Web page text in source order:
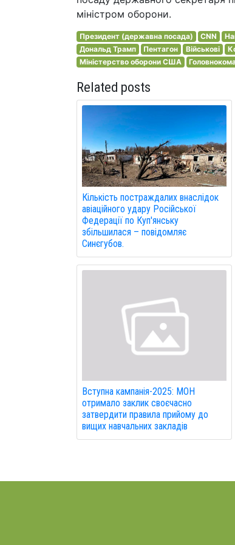
міністром оборони.
Президент (державна посада) CNN
Дональд Трамп
Пентагон Військові
Міністерство оборони США
Related posts
Кількість постраждалих внаслідок
авіаційного удару Російської
Федерації по Куп'янську
збільшилася – повідомляє
Синєгубов.
Вступна кампанія-2025: МОН
отримало заклик своєчасно
затвердити правила прийому до
вищих навчальних закладів